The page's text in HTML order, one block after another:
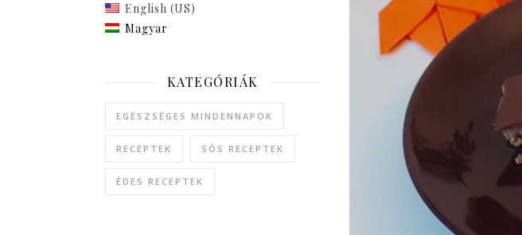
English (US)
Magyar
KATEGÓRIÁK
EGÉSZSÉGES MINDENNAPOK
RECEPTEK SÓS RECEPTEK
ÉDES RECEPTEK